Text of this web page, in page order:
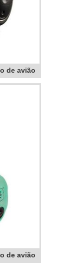
de avião
de avião